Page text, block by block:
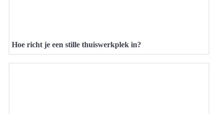
Hoe richt je een stille thuiswerkplek in?